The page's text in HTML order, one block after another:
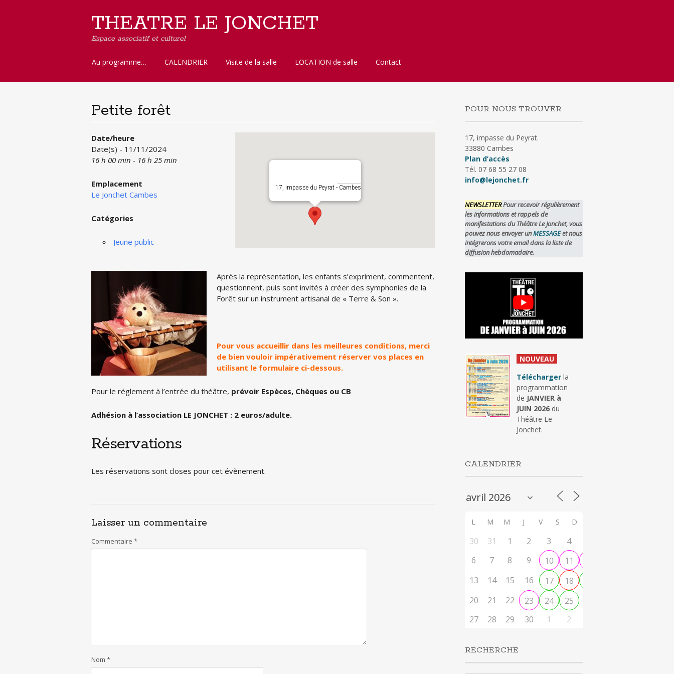
THEATRE LE JONCHET
Espace associatif et culturel
Aller
contenu
Au programme… CALENDRIER Visite de la salle LOCATION de salle Contact
Petite forêt
17, impasse du Peyrat - Cambes
Date/heure
Date(s) - 11/11/2024
16 h 00 min - 16 h 25 min
Emplacement
Le Jonchet Cambes
Catégories
Jeune public
Après la représentation, les enfants s’expriment, commentent,
questionnent, puis sont invités à créer des symphonies de la
Forêt sur un instrument artisanal de « Terre & Son ».
Pour vous accueillir dans les meilleures conditions, merci
de bien vouloir impérativement réserver vos places en
utilisant le formulaire ci-dessous.
Pour le réglement à l’entrée du théâtre, prévoir Espèces, Chèques ou CB
Adhésion à l’association LE JONCHET : 2 euros/adulte.
Réservations
Les réservations sont closes pour cet évènement.
Laisser un commentaire
Commentaire *
Nom *
POUR NOUS TROUVER
17, impasse du Peyrat.
33880 Cambes
Plan d’accès
Tél. 07 68 55 27 08
info@lejonchet.fr
NEWSLETTERPour recevoir régulièrement
les informations et rappels de
manifestations du Théâtre Le Jonchet, vous
pouvez nous envoyer unMESSAGEet nous
intégrerons votre email dans la liste de
diffusion hebdomadaire.
NOUVEAU
Télécharger la
programmation
de JANVIER à
JUIN 2026 du
Théâtre Le
Jonchet.
CALENDRIER
L M M J V S D
30 31 1 2 3 4
6
7 8 9 10 11
13
14 15 16 17 18
20
21 22 23 24 25
27
28 29 30 1 2
RECHERCHE